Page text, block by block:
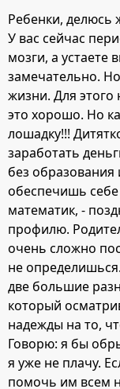
Ребенки,
У вас сейчас
мозги, а устаете
замечательно.
жизни. Для
это хорошо. Но
лошадку!!!
заработать
без
обеспечишь себе
математик, -
профилю.
очень сложно
не
две большие
который
надежды на то,
Говорю: я бы
я уже не плачу.
помочь им всем